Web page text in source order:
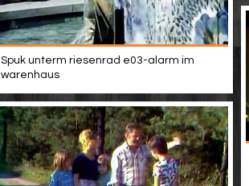
Spuk unterm riesenrad e03-alarm im
warenhaus